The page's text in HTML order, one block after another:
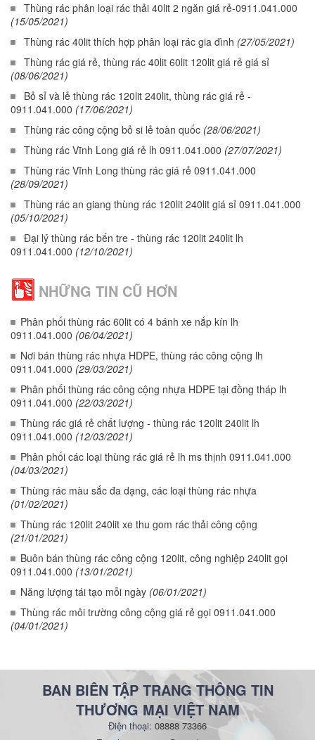
Thùng rác phân loại rác thải 40lit 2 ngăn giá rẻ-0911.041.000
(15/05/2021)
Thùng rác 40lit thích hợp phân loại rác gia đình (27/05/2021)
Thùng rác giá rẻ, thùng rác 40lit 60lit 120lit giá rẻ giá sỉ
(08/06/2021)
Bỏ sỉ và lẻ thùng rác 120lit 240lit, thùng rác giá rẻ -
0911.041.000 (17/06/2021)
Thùng rác công cộng bỏ si lẻ toàn quốc (28/06/2021)
Thùng rác Vĩnh Long giá rẻ lh 0911.041.000 (27/07/2021)
Thùng rác Vĩnh Long thùng rác giá rẻ 0911.041.000
(28/09/2021)
Thùng rác an giang thùng rác 120lit 240lit giá sỉ 0911.041.000
(05/10/2021)
Đại lý thùng rác bến tre - thùng rác 120lit 240lit lh
0911.041.000 (12/10/2021)
NHỮNG TIN CŨ HƠN
Phân phối thùng rác 60lit có 4 bánh xe nắp kín lh
0911.041.000 (06/04/2021)
Nơi bán thùng rác nhựa HDPE, thùng rác công cộng lh
0911.041.000 (29/03/2021)
Phân phối thùng rác công cộng nhựa HDPE tại đồng tháp lh
0911.041.000 (22/03/2021)
Thùng rác giá rẻ chất lượng - thùng rác 120lit 240lit lh
0911.041.000 (12/03/2021)
Phân phối các loại thùng rác giá rẻ lh ms thịnh 0911.041.000
(04/03/2021)
Thùng rác màu sắc đa dạng, các loại thùng rác nhựa
(01/02/2021)
Thùng rác 120lit 240lit xe thu gom rác thải công cộng
(21/01/2021)
Buôn bán thùng rác công cộng 120lit, công nghiệp 240lit gọi
0911.041.000 (13/01/2021)
Năng lượng tái tạo mỗi ngày (06/01/2021)
Thùng rác môi trường công cộng giá rẻ gọi 0911.041.000
(04/01/2021)
BAN BIÊN TẬP TRANG THÔNG TIN
THƯƠNG MẠI VIỆT NAM
Điện thoại: 08888 73366